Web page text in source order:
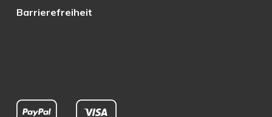
Barrierefreiheit